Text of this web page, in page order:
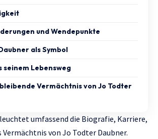
und Wendepunkte
als Symbol
seinem Lebensweg
Vermächtnis von Jo Todter
umfassend die Biografie, Karriere,
Vermächtnis von Jo Todter Daubner.